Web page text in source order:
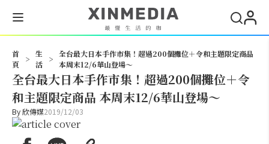
首
頁
>
生
活
>
全台最大日本手作市集！超過200個攤位＋令和主題限定商品
本周末12/6華山登場～
全台最大日本手作市集！超過200個攤位＋令
和主題限定商品 本周末12/6華山登場～
By欣傳媒2019/12/03